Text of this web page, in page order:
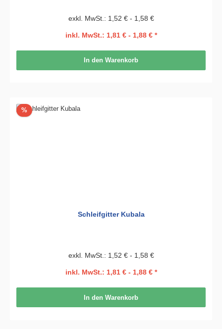
exkl. MwSt.: 1,52 € - 1,58 €
inkl. MwSt.: 1,81 € - 1,88 € *
In den Warenkorb
%Rabatt
Schleifgitter Kubala
exkl. MwSt.: 1,52 € - 1,58 €
inkl. MwSt.: 1,81 € - 1,88 € *
In den Warenkorb